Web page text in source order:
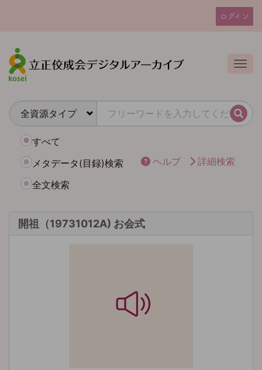
ン
テ
ン
ユ
カ
ウ
ト
ログイン
検索
すべて
メタデータ(目録)検索
全文検索
ヘルプ 詳細検索
開祖（19731012A) お会式